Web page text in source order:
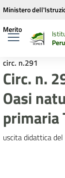
Vai ai contenuti
Vai al menu di
Vai al footer
Ministero
Merito
circ. n.291
Circ. n.
Oasi
primaria
uscita didattica